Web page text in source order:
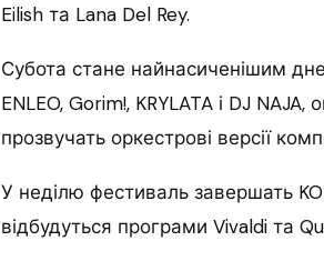
Eilish та Lana Del Rey.
Субота стане найнасиченішим
ENLEO, Gorim!, KRYLATA і DJ
прозвучать оркестрові версії
У неділю фестиваль завершать
відбудуться програми Vivaldi та